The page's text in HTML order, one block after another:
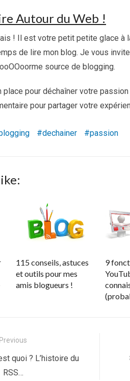
Autour du Web !
! Il est votre petit petite glace à
de lire mon blog. Je vous
source de blogging.
place pour déchaîner votre
pour partager votre
dechainer passion
115 conseils, astuces
et outils pour mes
amis blogueurs !
9
Previous
quoi ? L’histoire du
RSS…